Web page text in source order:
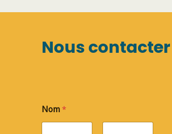
Nous contacter
Nom*